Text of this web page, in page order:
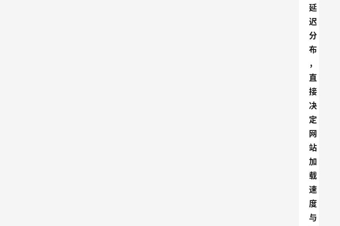
延
迟
分
布
，
直
接
决
定
网
站
加
载
速
度
与